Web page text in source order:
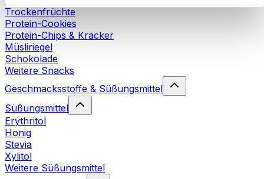
Weitere Informationen über die Verarbeitung Ihrer Daten
finden Sie in den Unterpunkten „Details“ und „Über
Cookies“ sowie in unserer
Sie können Ihre Einwilligung jederzeit in den
Einstellungenauf unserer Webseite ändern oder
Mehr Info
Trockenfrüchte
Protein-Cookies
Protein-Chips & Kräcker
Müsliriegel
Schokolade
Weitere Snacks
Geschmacksstoffe & Süßungsmittel
Süßungsmittel
Erythritol
Honig
Stevia
Xylitol
Weitere Süßungsmittel